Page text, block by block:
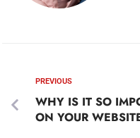
PREVIOUS
WHY IS IT SO
ON YOUR